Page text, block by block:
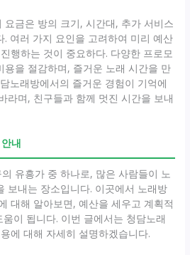
요금은 방의 크기, 시간대, 추가 서비스
. 여러 가지 요인을 고려하여 미리 예산
행하는 것이 중요하다. 다양한 프로모
용을 절감하며, 즐거운 노래 시간을 만
노래방에서의 즐거운 경험이 기억에
라며, 친구들과 함께 멋진 시간을 보내
내
유흥가 중 하나로, 많은 사람들이 노
보내는 장소입니다. 이곳에서 노래방
대해 알아보면, 예산을 세우고 계획적
이 됩니다. 이번 글에서는 청담노래
에 대해 자세히 설명하겠습니다.